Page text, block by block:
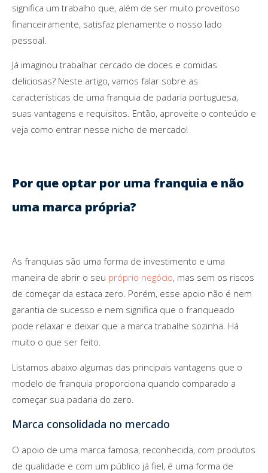
significa um trabalho que, além de ser muito proveitoso
financeiramente, satisfaz plenamente o nosso lado
pessoal.
Já imaginou trabalhar cercado de doces e comidas
deliciosas? Neste artigo, vamos falar sobre as
características de uma franquia de padaria portuguesa,
suas vantagens e requisitos. Então, aproveite o conteúdo e
veja como entrar nesse nicho de mercado!
Por que optar por uma franquia e não
uma marca própria?
As franquias são uma forma de investimento e uma
maneira de abrir o seu próprio negócio, mas sem os riscos
de começar da estaca zero. Porém, esse apoio não é nem
garantia de sucesso e nem significa que o franqueado
pode relaxar e deixar que a marca trabalhe sozinha. Há
muito o que ser feito.
Listamos abaixo algumas das principais vantagens que o
modelo de franquia proporciona quando comparado a
começar sua padaria do zero.
Marca consolidada no mercado
O apoio de uma marca famosa, reconhecida, com produtos
de qualidade e com um público já fiel, é uma forma de